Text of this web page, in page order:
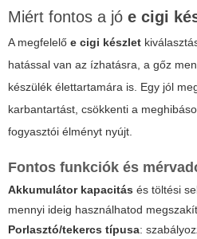
Miért fontos a jó e cigi
A megfelelő e cigi készlet
hatással van az ízhatásra, a gőz
készülék élettartamára is. Egy jól
karbantartást, csökkenti a
fogyasztói élményt nyújt.
Fontos funkciók és
Akkumulátor kapacitás és töltési
mennyi ideig használhatod
Porlasztó/tekercs típusa: